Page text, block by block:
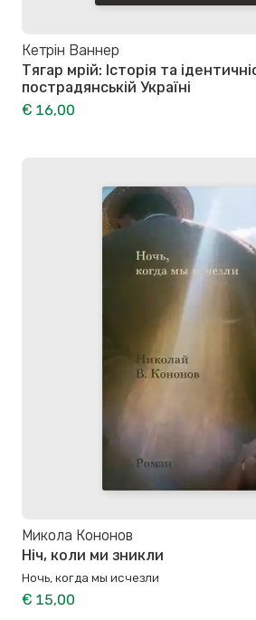
Кетрін Ваннер
Тягар мрій: Історія та
пострадянській Україні
€ 16,00
Микола Кононов
Ніч, коли ми зникли
Ночь, когда мы исчезли
€ 15,00